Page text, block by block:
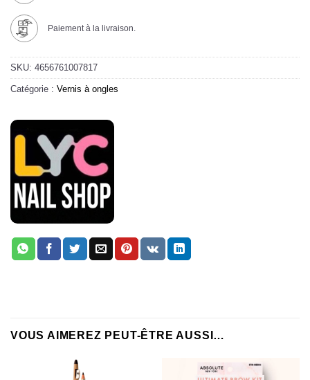
Paiement à la livraison.
SKU: 4656761007817
Catégorie : Vernis à ongles
VOUS AIMEREZ PEUT-ÊTRE AUSSI…